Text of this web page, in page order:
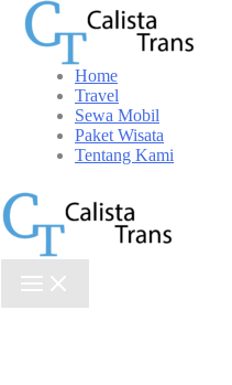
Skip
content
Home
Travel
Sewa Mobil
Paket Wisata
Tentang Kami